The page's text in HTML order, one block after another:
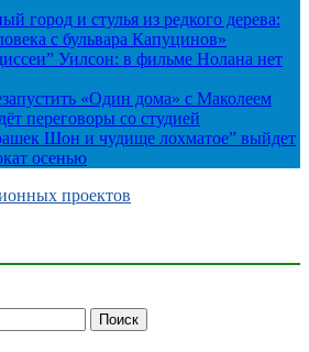
город и стулья из редкого дерева:
с бульвара Капуцинов»
Уилсон: в фильме Нолана нет
«Один дома» с Маколеем
переговоры со студией
Шон и чудище лохматое” выйдет
осенью
проектов